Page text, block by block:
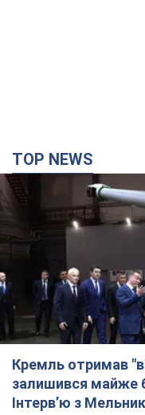
TOP NEWS
Кремль отримав
залишився майже
Інтерв’ю з